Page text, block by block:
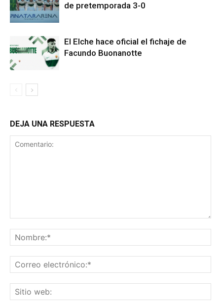
de pretemporada 3-0
El Elche hace oficial el fichaje de
Facundo Buonanotte
DEJA UNA RESPUESTA